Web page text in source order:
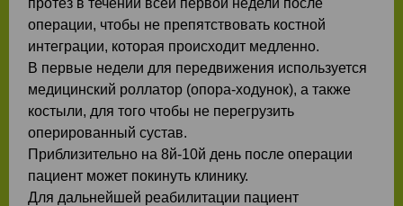
протез в течении всей первой недели после
операции, чтобы не препятствовать костной
интеграции, которая происходит медленно.
В первые недели для передвижения используется
медицинский роллатор (опора-ходунок), а также
костыли, для того чтобы не перегрузить
оперированный сустав.
Приблизительно на 8й-10й день после операции
пациент может покинуть клинику.
Для дальнейшей реабилитации пациент